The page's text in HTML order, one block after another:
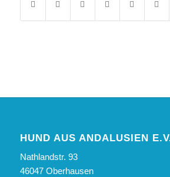
HUND AUS ANDALUSIEN E.V.
Nathlandstr. 93
46047 Oberhausen